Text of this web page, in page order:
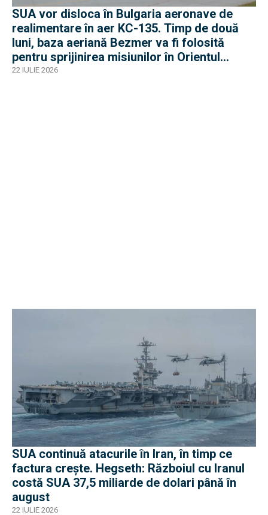
SUA vor disloca în Bulgaria aeronave de
realimentare în aer KC-135. Timp de două
luni, baza aeriană Bezmer va fi folosită
pentru sprijinirea misiunilor în Orientul
Mijlociu
22 IULIE 2026
SUA continuă atacurile în Iran, în timp ce
factura crește. Hegseth: Războiul cu Iranul
costă SUA 37,5 miliarde de dolari până în
august
22 IULIE 2026